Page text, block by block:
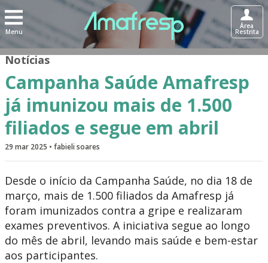
Menu
Área
Restrita
Notícias
Campanha Saúde Amafresp
já imunizou mais de 1.500
filiados e segue em abril
29 mar 2025 • fabieli soares
Desde o início da Campanha Saúde, no dia 18 de
março, mais de 1.500 filiados da Amafresp já
foram imunizados contra a gripe e realizaram
exames preventivos. A iniciativa segue ao longo
do mês de abril, levando mais saúde e bem-estar
aos participantes.